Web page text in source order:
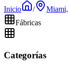
Inicio
/
Fábricas
Categorías